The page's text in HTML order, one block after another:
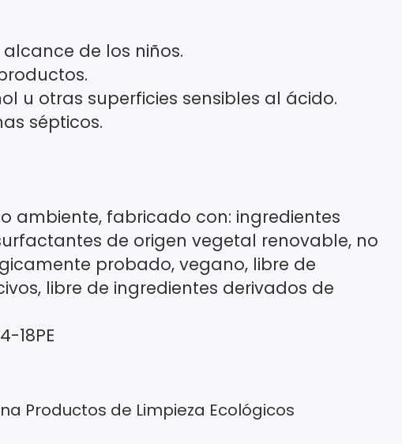
de los niños.
u otras superficies sensibles al ácido.
sépticos.
ambiente, fabricado con: ingredientes
de origen vegetal renovable, no
probado, vegano, libre de
libre de ingredientes derivados de
18PE
Productos de Limpieza Ecológicos